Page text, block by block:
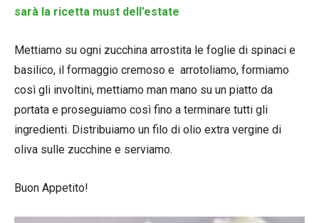
sarà la ricetta must dell’estate
Mettiamo su ogni zucchina arrostita le foglie di spinaci e
basilico, il formaggio cremoso e arrotoliamo, formiamo
così gli involtini, mettiamo man mano su un piatto da
portata e proseguiamo così fino a terminare tutti gli
ingredienti. Distribuiamo un filo di olio extra vergine di
oliva sulle zucchine e serviamo.
Buon Appetito!